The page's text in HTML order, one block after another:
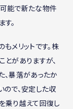
能で新たな物件
。
メリットです。株
がありますが、
、暴落があったか
で、安定した収
乗り越えて回復し